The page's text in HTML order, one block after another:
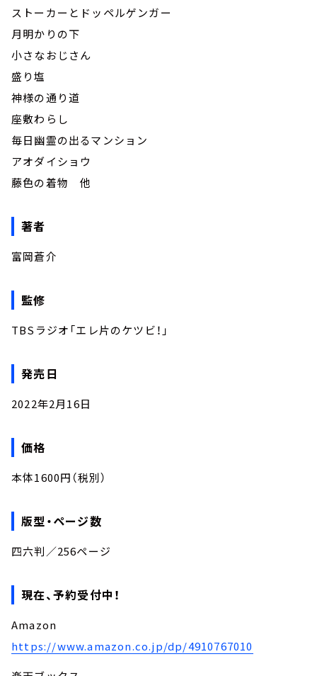
ストーカーとドッペルゲンガー
月明かりの下
小さなおじさん
盛り塩
神様の通り道
座敷わらし
毎日幽霊の出るマンション
アオダイショウ
藤色の着物 他
著者
富岡蒼介
監修
TBSラジオ「エレ片のケツビ！」
発売日
2022年2月16日
価格
本体1600円（税別）
版型・ページ数
四六判／256ページ
現在、予約受付中！
Amazon
https://www.amazon.co.jp/dp/4910767010